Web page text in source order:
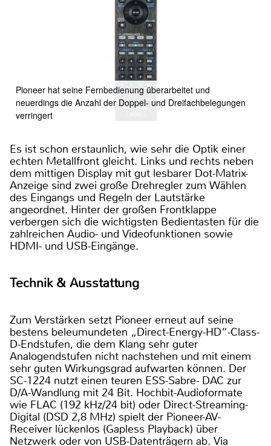
Pioneer hat seine Fernbedienung überarbeitet und
neuerdings die Anzahl der Doppel- und Dreifachbelegungen
verringert
Es ist schon erstaunlich, wie sehr die Optik einer
echten Metallfront gleicht. Links und rechts neben
dem mittigen Display mit gut lesbarer Dot-Matrix-
Anzeige sind zwei große Drehregler zum Wählen
des Eingangs und Regeln der Lautstärke
angeordnet. Hinter der großen Frontklappe
verbergen sich die wichtigsten Bedientasten für die
zahlreichen Audio- und Videofunktionen sowie
HDMI- und USB-Eingänge.
Technik & Ausstattung
Zum Verstärken setzt Pioneer erneut auf seine
bestens beleumundeten „Direct-Energy-HD“-Class-
D-Endstufen, die dem Klang sehr guter
Analogendstufen nicht nachstehen und mit einem
sehr guten Wirkungsgrad aufwarten können. Der
SC-1224 nutzt einen teuren ESS-Sabre- DAC zur
D/A-Wandlung mit 24 Bit. Hochbit-Audioformate
wie FLAC (192 kHz/24 bit) oder Direct-Streaming-
Digital (DSD 2,8 MHz) spielt der Pioneer-AV-
Receiver lückenlos (Gapless Playback) über
Netzwerk oder von USB-Datenträgern ab. Via